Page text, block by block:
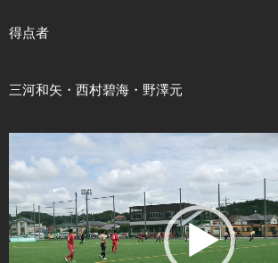
得点者
三河和矢・西村碧海・野澤元
画
プ
レ